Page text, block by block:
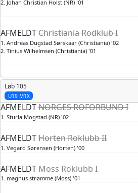
2. Johan Christian Holst (NR) '01
AFMELDTChristiania Rodklub I
1. Andreas Dugstad Sørskaar (Christiania) '02
2. Tinius Wilhelmsen (Christiania) '01
Løb 105
U19 M1X
AFMELDTNORGES ROFORBUND I
1. Sturla Mogstad (NR) '02
AFMELDTHorten Roklubb II
1. Vegard Sørensen (Horten) '00
AFMELDTMoss Roklubb I
1. magnus strømme (Moss) '01